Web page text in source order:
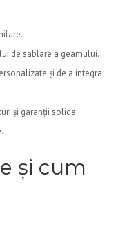
de sablare a geamului.
și de a integra
și garanții solide.
și cum